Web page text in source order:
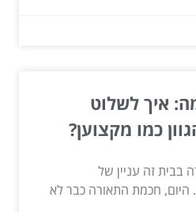
איך לשלוט
כמו מקצוען?
זה עניין של
היום, חכמת התאורה כבר לא